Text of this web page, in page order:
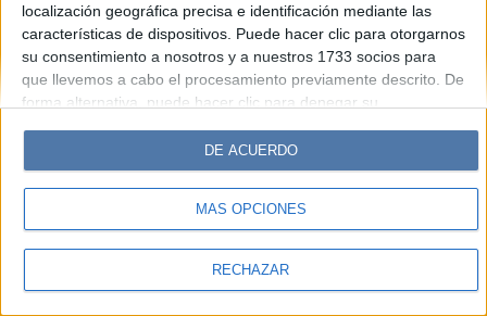
localización geográfica precisa e identificación mediante las
características de dispositivos. Puede hacer clic para otorgarnos
su consentimiento a nosotros y a nuestros 1733 socios para
que llevemos a cabo el procesamiento previamente descrito. De
forma alternativa, puede hacer clic para denegar su
cambiar sus preferencias antes de otorgar su consentimiento.
Tenga en cuenta que algún procesamiento de sus datos
personales puede no requerir de su consentimiento, pero usted
tiene el derecho de rechazar tal procesamiento. Sus
sus preferencias o retirar su consentimiento en cualquier
MÁS OPCIONES
RECHAZAR
DE ACUERDO